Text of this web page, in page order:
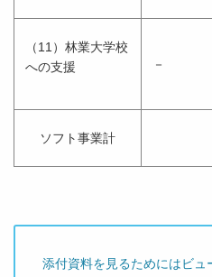
（11）林業大学校
への支援
－
ソフト事業計
添付資料を見るためにはビ